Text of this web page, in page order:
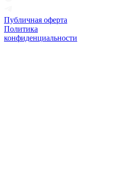
Публичная оферта
Политика
конфиденциальности